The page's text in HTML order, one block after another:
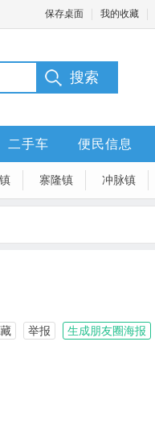
保存桌面 我的收藏
二手车 便民信息
寨隆镇 冲脉镇
举报 生成朋友圈海报